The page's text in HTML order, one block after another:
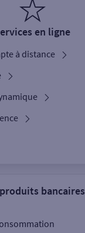
en ligne
à distance
bancaires